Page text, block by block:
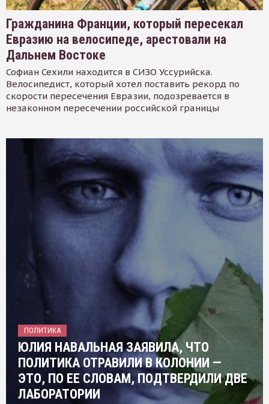
Гражданина Франции, который пересекал
Евразию на велосипеде, арестовали на
Дальнем Востоке
Софиан Сехили находится в СИЗО Уссурийска.
Велосипедист, который хотел поставить рекорд по
скорости пересечения Евразии, подозревается в
незаконном пересечении российской границы
ПОЛИТИКА
ЮЛИЯ НАВАЛЬНАЯ ЗАЯВИЛА, ЧТО
ПОЛИТИКА ОТРАВИЛИ В КОЛОНИИ —
ЭТО, ПО ЕЕ СЛОВАМ, ПОДТВЕРДИЛИ ДВЕ
ЛАБОРАТОРИИ